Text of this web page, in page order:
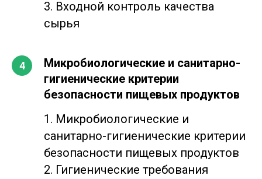
3. Входной контроль качества
сырья
Микробиологические и санитарно-
гигиенические критерии
безопасности пищевых продуктов
1. Микробиологические и
санитарно-гигиенические критерии
безопасности пищевых продуктов
2. Гигиенические требования